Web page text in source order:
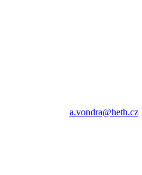
a.vondra@heth.cz